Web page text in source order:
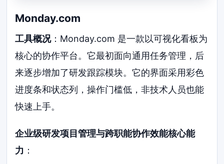
Monday.com
工具概况：Monday.com 是一款以可视化看板为
核心的协作平台。它最初面向通用任务管理，后
来逐步增加了研发跟踪模块。它的界面采用彩色
进度条和状态列，操作门槛低，非技术人员也能
快速上手。
企业级研发项目管理与跨职能协作效能核心能
力 ：